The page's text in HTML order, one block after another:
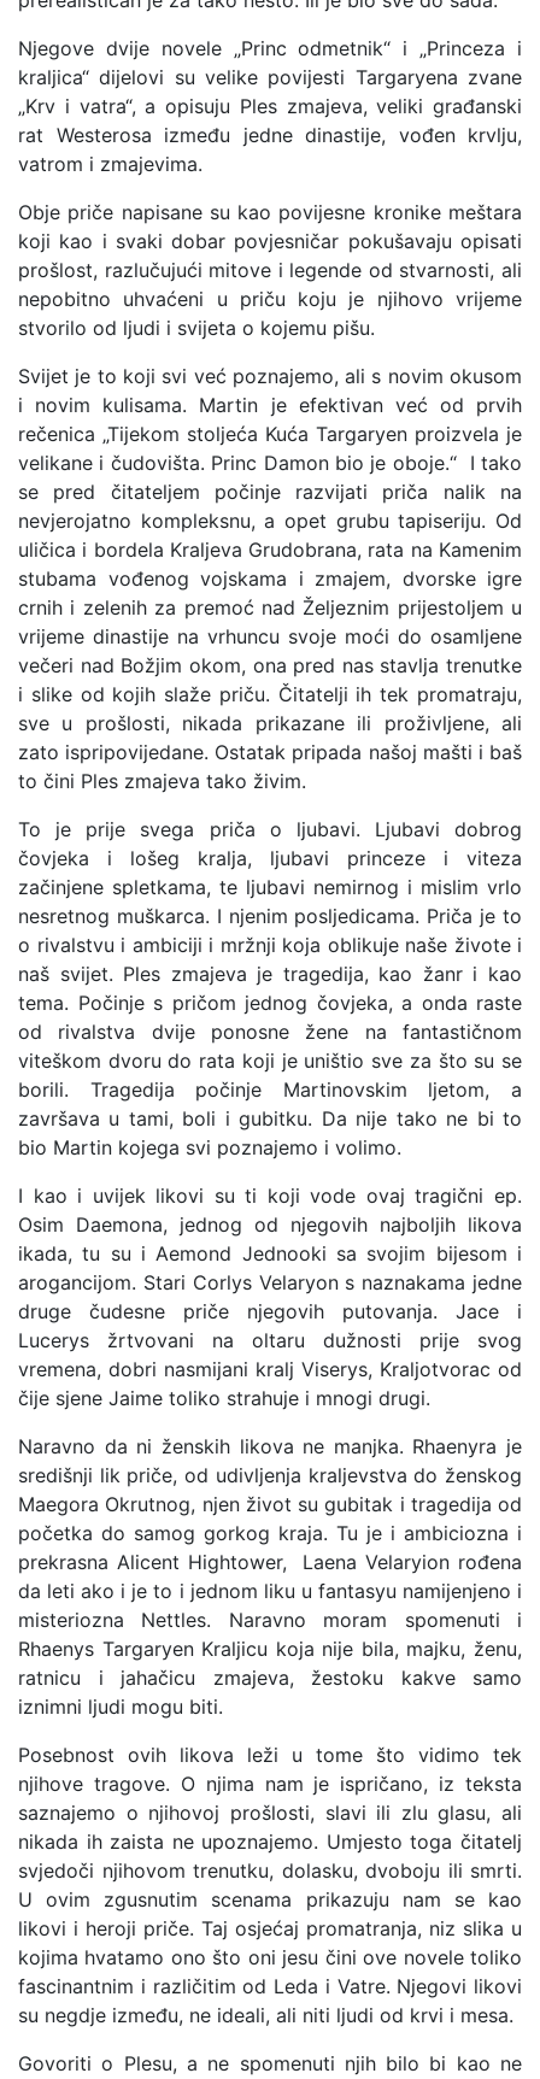
Njegove dvije novele „Princ odmetnik“ i „Princeza i
kraljica“ dijelovi su velike povijesti Targaryena zvane
„Krv i vatra“, a opisuju Ples zmajeva, veliki građanski
rat Westerosa između jedne dinastije, vođen krvlju,
vatrom i zmajevima.
Obje priče napisane su kao povijesne kronike meštara
koji kao i svaki dobar povjesničar pokušavaju opisati
prošlost, razlučujući mitove i legende od stvarnosti, ali
nepobitno uhvaćeni u priču koju je njihovo vrijeme
stvorilo od ljudi i svijeta o kojemu pišu.
Svijet je to koji svi već poznajemo, ali s novim okusom
i novim kulisama. Martin je efektivan već od prvih
rečenica „Tijekom stoljeća Kuća Targaryen proizvela je
velikane i čudovišta. Princ Damon bio je oboje.“ I tako
se pred čitateljem počinje razvijati priča nalik na
nevjerojatno kompleksnu, a opet grubu tapiseriju. Od
uličica i bordela Kraljeva Grudobrana, rata na Kamenim
stubama vođenog vojskama i zmajem, dvorske igre
crnih i zelenih za premoć nad Željeznim prijestoljem u
vrijeme dinastije na vrhuncu svoje moći do osamljene
večeri nad Božjim okom, ona pred nas stavlja trenutke
i slike od kojih slaže priču. Čitatelji ih tek promatraju,
sve u prošlosti, nikada prikazane ili proživljene, ali
zato ispripovijedane. Ostatak pripada našoj mašti i baš
to čini Ples zmajeva tako živim.
To je prije svega priča o ljubavi. Ljubavi dobrog
čovjeka i lošeg kralja, ljubavi princeze i viteza
začinjene spletkama, te ljubavi nemirnog i mislim vrlo
nesretnog muškarca. I njenim posljedicama. Priča je to
o rivalstvu i ambiciji i mržnji koja oblikuje naše živote i
naš svijet. Ples zmajeva je tragedija, kao žanr i kao
tema. Počinje s pričom jednog čovjeka, a onda raste
od rivalstva dvije ponosne žene na fantastičnom
viteškom dvoru do rata koji je uništio sve za što su se
borili. Tragedija počinje Martinovskim ljetom, a
završava u tami, boli i gubitku. Da nije tako ne bi to
bio Martin kojega svi poznajemo i volimo.
I kao i uvijek likovi su ti koji vode ovaj tragični ep.
Osim Daemona, jednog od njegovih najboljih likova
ikada, tu su i Aemond Jednooki sa svojim bijesom i
arogancijom. Stari Corlys Velaryon s naznakama jedne
druge čudesne priče njegovih putovanja. Jace i
Lucerys žrtvovani na oltaru dužnosti prije svog
vremena, dobri nasmijani kralj Viserys, Kraljotvorac od
čije sjene Jaime toliko strahuje i mnogi drugi.
Naravno da ni ženskih likova ne manjka. Rhaenyra je
središnji lik priče, od udivljenja kraljevstva do ženskog
Maegora Okrutnog, njen život su gubitak i tragedija od
početka do samog gorkog kraja. Tu je i ambiciozna i
prekrasna Alicent Hightower, Laena Velaryion rođena
da leti ako i je to i jednom liku u fantasyu namijenjeno i
misteriozna Nettles. Naravno moram spomenuti i
Rhaenys Targaryen Kraljicu koja nije bila, majku, ženu,
ratnicu i jahačicu zmajeva, žestoku kakve samo
iznimni ljudi mogu biti.
Posebnost ovih likova leži u tome što vidimo tek
njihove tragove. O njima nam je ispričano, iz teksta
saznajemo o njihovoj prošlosti, slavi ili zlu glasu, ali
nikada ih zaista ne upoznajemo. Umjesto toga čitatelj
svjedoči njihovom trenutku, dolasku, dvoboju ili smrti.
U ovim zgusnutim scenama prikazuju nam se kao
likovi i heroji priče. Taj osjećaj promatranja, niz slika u
kojima hvatamo ono što oni jesu čini ove novele toliko
fascinantnim i različitim od Leda i Vatre. Njegovi likovi
su negdje između, ne ideali, ali niti ljudi od krvi i mesa.
Govoriti o Plesu, a ne spomenuti njih bilo bi kao ne